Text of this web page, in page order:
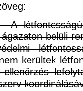
létfontosságú
belüli
kerültek